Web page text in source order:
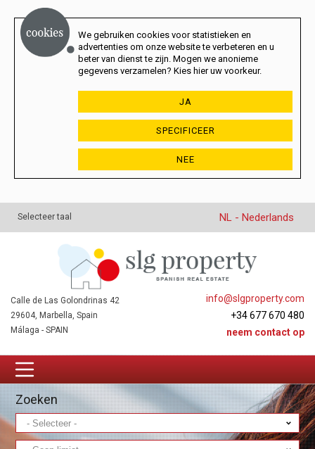
We gebruiken cookies voor statistieken en
advertenties om onze website te verbeteren en u
beter van dienst te zijn. Mogen we anonieme
gegevens verzamelen? Kies hier uw voorkeur.
JA
SPECIFICEER
NEE
Selecteer taal NL - Nederlands
info@slgproperty.com
+34 677 670 480
neem contact op
Calle de Las Golondrinas 42
29604, Marbella, Spain
Málaga - SPAIN
Zoeken